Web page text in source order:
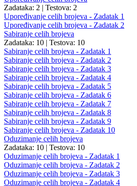
Zadataka: 2 | Testova: 2
Upoređivanje celih brojeva - Zadatak 1
Upoređivanje celih brojeva - Zadatak 2
Sabiranje celih brojeva
Zadataka: 10 | Testova: 10
Sabiranje celih brojeva - Zadatak 1
Sabiranje celih brojeva - Zadatak 2
Sabiranje celih brojeva - Zadatak 3
Sabiranje celih brojeva - Zadatak 4
Sabiranje celih brojeva - Zadatak 5
Sabiranje celih brojeva - Zadatak 6
Sabiranje celih brojeva - Zadatak 7
Sabiranje celih brojeva - Zadatak 8
Sabiranje celih brojeva - Zadatak 9
Sabiranje celih brojeva - Zadatak 10
Oduzimanje celih brojeva
Zadataka: 10 | Testova: 10
Oduzimanje celih brojeva - Zadatak 1
Oduzimanje celih brojeva - Zadatak 2
Oduzimanje celih brojeva - Zadatak 3
Oduzimanje celih brojeva - Zadatak 4